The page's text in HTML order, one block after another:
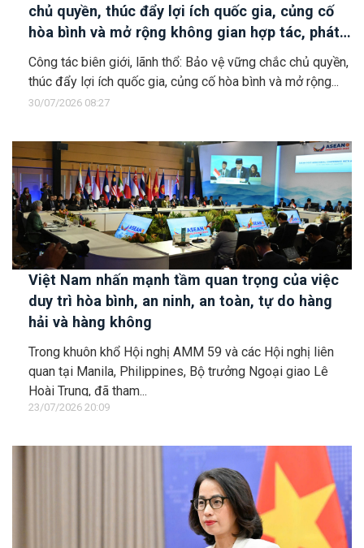
chủ quyền, thúc đẩy lợi ích quốc gia, củng cố
hòa bình và mở rộng không gian hợp tác, phát
triển
Công tác biên giới, lãnh thổ: Bảo vệ vững chắc chủ quyền,
thúc đẩy lợi ích quốc gia, củng cố hòa bình và mở rộng...
30/07/2026 08:27
Việt Nam nhấn mạnh tầm quan trọng của việc
duy trì hòa bình, an ninh, an toàn, tự do hàng
hải và hàng không
Trong khuôn khổ Hội nghị AMM 59 và các Hội nghị liên
quan tại Manila, Philippines, Bộ trưởng Ngoại giao Lê
Hoài Trung, đã tham...
23/07/2026 20:09